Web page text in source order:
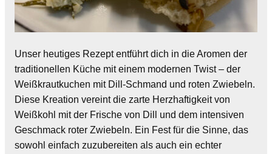
Unser heutiges Rezept entführt dich in die Aromen der
traditionellen Küche mit einem modernen Twist – der
Weißkrautkuchen mit Dill-Schmand und roten Zwiebeln.
Diese Kreation vereint die zarte Herzhaftigkeit von
Weißkohl mit der Frische von Dill und dem intensiven
Geschmack roter Zwiebeln. Ein Fest für die Sinne, das
sowohl einfach zuzubereiten als auch ein echter